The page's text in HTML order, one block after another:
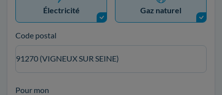
Électricité Gaz naturel
Code postal
91270 (VIGNEUX SUR SEINE)
Pour mon